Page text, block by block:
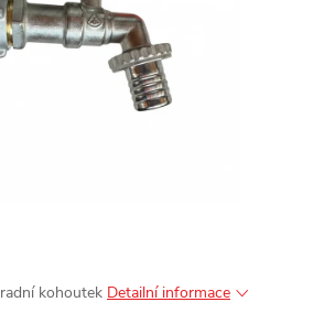
kohoutek Detailní informace